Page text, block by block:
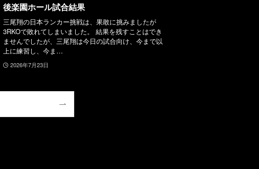
後楽園ホール試合結果
三尾翔の日本ランカー挑戦は、果敢に挑みましたが
3RKOで敗れてしまいました。 結果を残すことはでき
ませんでしたが、三尾翔は今日の試合向け、今まで以
上に練習し、今ま…
2026年7月23日